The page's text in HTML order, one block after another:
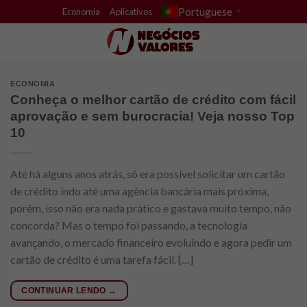
to
Economia Aplicativos Portuguese ▼
ECONOMIA
Conheça o melhor cartão de crédito com fácil
aprovação e sem burocracia! Veja nosso Top
10
Até há alguns anos atrás, só era possível solicitar um cartão
de crédito indo até uma agência bancária mais próxima,
porém, isso não era nada prático e gastava muito tempo, não
concorda? Mas o tempo foi passando, a tecnologia
avançando, o mercado financeiro evoluindo e agora pedir um
cartão de crédito é uma tarefa fácil. […]
CONTINUAR LENDO →